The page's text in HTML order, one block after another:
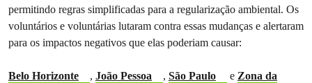
permitindo regras simplificadas para a regularização ambiental. Os
voluntários e voluntárias lutaram contra essas mudanças e alertaram
para os impactos negativos que elas poderiam causar:
Belo Horizonte , João Pessoa , São Paulo e Zona da